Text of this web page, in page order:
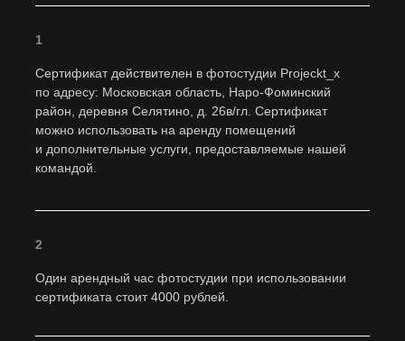
и разъезжаетесь вы самостоятельно — это не наша
зона ответственности
Сертификат действителен в фотостудии Projeckt_x
по адресу: Московская область, Наро-Фоминский
район, деревня Селятино, д. 26в/гл. Сертификат
можно использовать на аренду помещений
и дополнительные услуги, предоставляемые нашей
командой.
1
Один арендный час фотостудии при использовании
сертификата стоит 4000 рублей.
2